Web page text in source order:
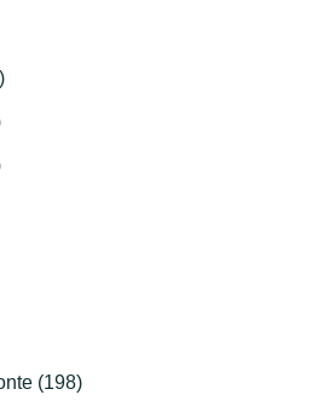
(198)